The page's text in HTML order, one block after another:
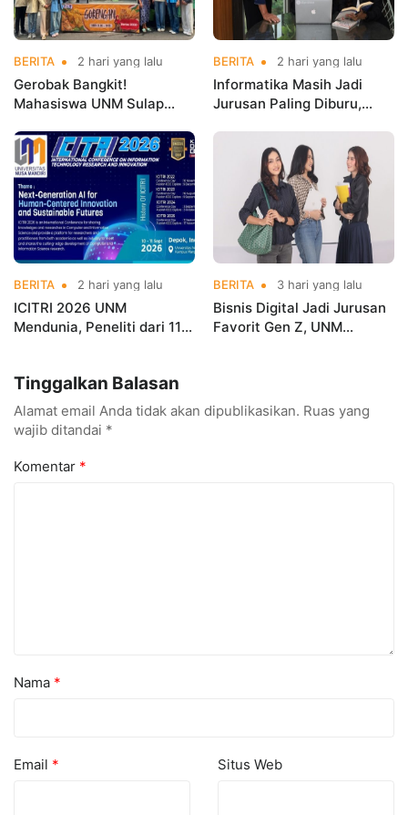
BERITA 2 hari yang lalu
Gerobak Bangkit!
Mahasiswa UNM Sulap
Menarik dan Laris
BERITA 2 hari yang lalu
Informatika Masih Jadi
Jurusan Paling Diburu,
hingga Cyber Security
BERITA 2 hari yang lalu
ICITRI 2026 UNM
Mendunia, Peneliti dari 11
BERITA 3 hari yang lalu
Bisnis Digital Jadi Jurusan
Favorit Gen Z, UNM
Tinggalkan Balasan
Alamat email Anda tidak akan dipublikasikan. Ruas yang
wajib ditandai *
Komentar *
Nama *
Email * Situs Web